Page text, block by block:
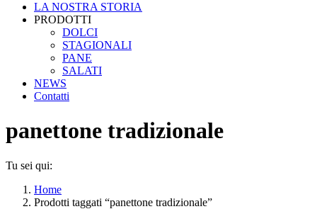
LA NOSTRA STORIA
PRODOTTI
DOLCI
STAGIONALI
PANE
SALATI
NEWS
Contatti
panettone tradizionale
Tu sei qui:
Home
Prodotti taggati “panettone tradizionale”